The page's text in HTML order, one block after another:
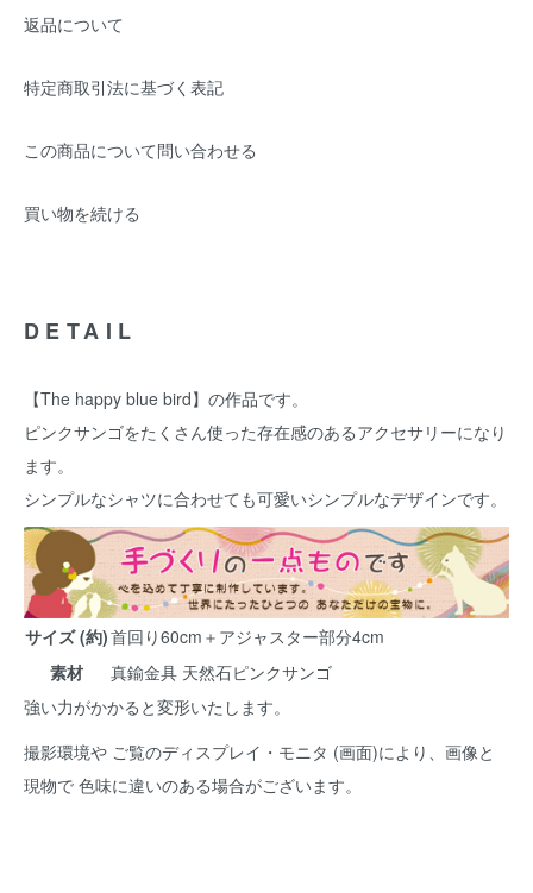
返品について
特定商取引法に基づく表記
この商品について問い合わせる
買い物を続ける
DETAIL
【The happy blue bird】の作品です。
ピンクサンゴをたくさん使った存在感のあるアクセサリーになり
ます。
シンプルなシャツに合わせても可愛いシンプルなデザインです。
サイズ (約)首回り60cm＋アジャスター部分4cm
素材
真鍮金具 天然石ピンクサンゴ
強い力がかかると変形いたします。
撮影環境や ご覧のディスプレイ・モニタ (画面)により、画像と
現物で 色味に違いのある場合がございます。